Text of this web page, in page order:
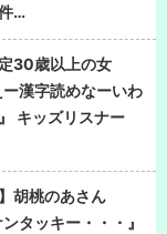
…
定30歳以上の女
漢字読めなーいわ
キッズリスナー
胡桃のあさん
タッキー・・・』